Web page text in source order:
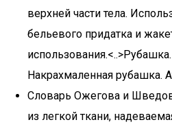
верхней части тела.
бельевого придатка и
Накрахмаленная рубашка.
Словарь Ожегова и
из легкой ткани,